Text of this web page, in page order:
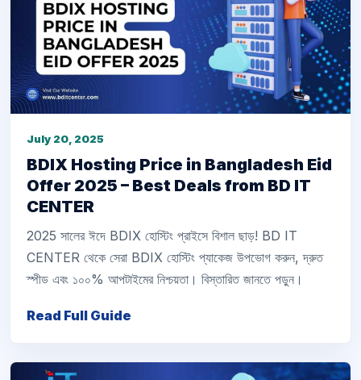
July 20, 2025
BDIX Hosting Price in Bangladesh Eid
Offer 2025 – Best Deals from BD IT
CENTER
2025 সালের ঈদে BDIX হোস্টিং প্রাইসে বিশাল ছাড়! BD IT
CENTER থেকে সেরা BDIX হোস্টিং প্যাকেজ উপভোগ করুন, দ্রুত
স্পীড এবং ১০০% আপটাইমের নিশ্চয়তা। বিস্তারিত জানতে পড়ুন।
Read Full Guide